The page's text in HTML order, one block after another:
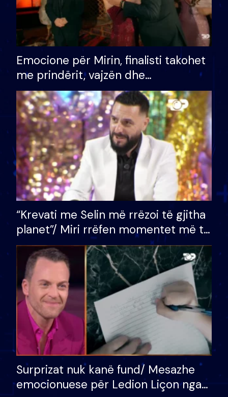
Emocione për Mirin, finalisti takohet
me prindërit, vajzën dhe
bashkëshorten: S’kemi ndonjë letër
divorci apo jo?
“Krevati me Selin më rrëzoi të gjitha
planet”/ Miri rrëfen momentet më të
bukura në shtëpinë e BB VIP: Do më
mungojë zilja e mëngjesit kur…
Surprizat nuk kanë fund/ Mesazhe
emocionuese për Ledion Liçon nga